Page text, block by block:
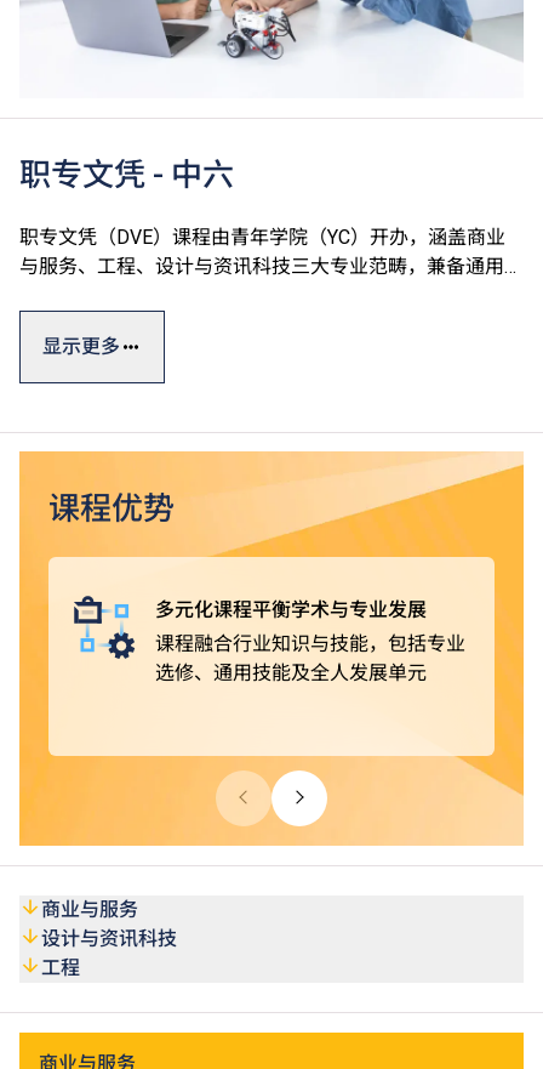
职专文凭 - 中六
职专文凭（DVE）课程由青年学院（YC）开办，涵盖商业
与服务、工程、设计与资讯科技三大专业范畴，兼备通用技
职专文凭课程一般修读期为一年，部份单元以中文授课及评
用指标，资历广获认可。
毕业生可升读VTC高级文凭课程
，升读相关课程更有机会
获豁免修读部分课程单元
。完成课程后，可选择投身业
界，亦可继续进修，取得更高学历。
显示更多
课程优势
多元化课程平衡学术与专业发展
课程融合行业知识与技能，包括专业
选修、通用技能及全人发展单元
商业与服务
设计与资讯科技
工程
商业与服务